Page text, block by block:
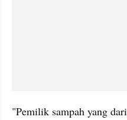
"Pemilik sampah yang